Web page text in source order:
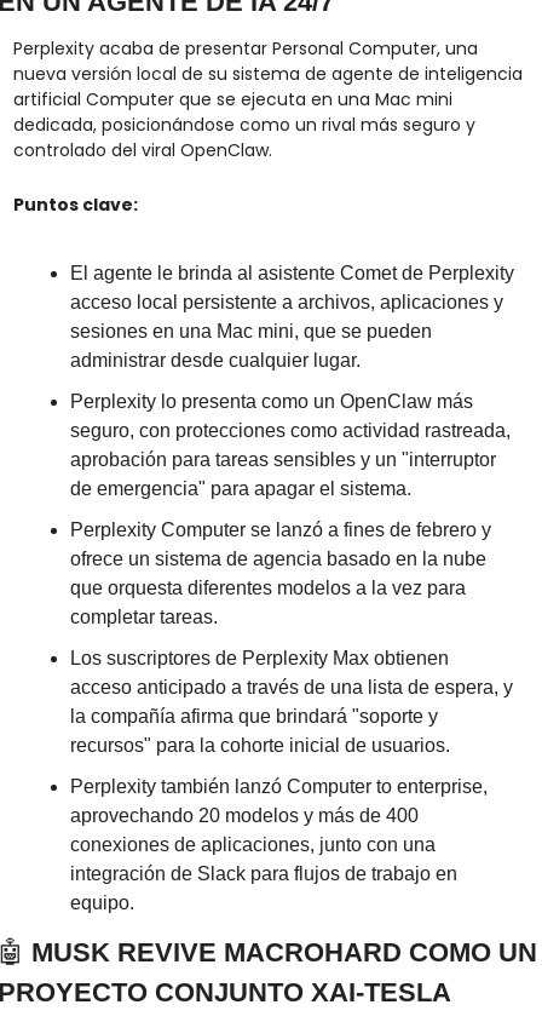
Perplexity acaba de presentar Personal Computer, una
nueva versión local de su sistema de agente de inteligencia
artificial Computer que se ejecuta en una Mac mini
dedicada, posicionándose como un rival más seguro y
controlado del viral OpenClaw.
Puntos clave:
El agente le brinda al asistente Comet de Perplexity
acceso local persistente a archivos, aplicaciones y
sesiones en una Mac mini, que se pueden
administrar desde cualquier lugar.
Perplexity lo presenta como un OpenClaw más
seguro, con protecciones como actividad rastreada,
aprobación para tareas sensibles y un "interruptor
de emergencia" para apagar el sistema.
Perplexity Computer se lanzó a fines de febrero y
ofrece un sistema de agencia basado en la nube
que orquesta diferentes modelos a la vez para
completar tareas.
Los suscriptores de Perplexity Max obtienen
acceso anticipado a través de una lista de espera, y
la compañía afirma que brindará "soporte y
recursos" para la cohorte inicial de usuarios.
Perplexity también lanzó Computer to enterprise,
aprovechando 20 modelos y más de 400
conexiones de aplicaciones, junto con una
integración de Slack para flujos de trabajo en
equipo.
MUSK REVIVE MACROHARD COMO UN
CONJUNTO XAI-TESLA